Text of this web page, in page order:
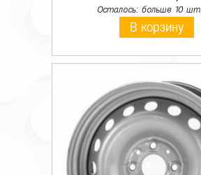
Осталось: больше 10 шт.
В корзину